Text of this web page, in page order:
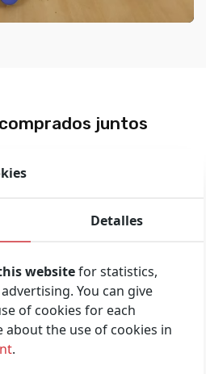
juntos
Detalles
websitefor statistics,
You can give
of cookies for each
about the use of cookies in
.